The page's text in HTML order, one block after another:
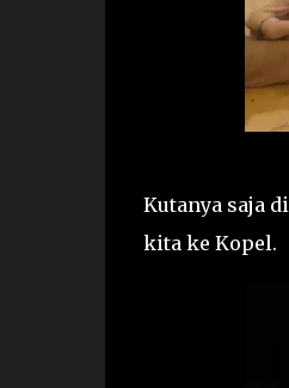
Kutanya saja
kita ke Kopel.